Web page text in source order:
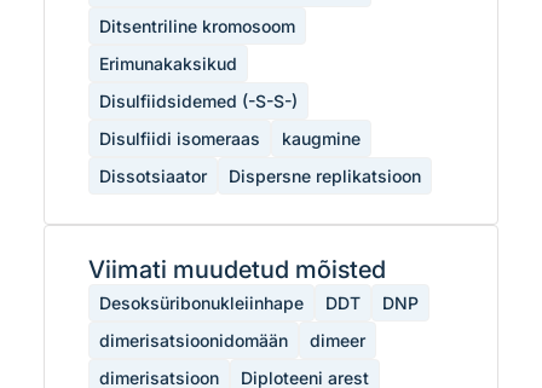
Ditsentriline kromosoom
Erimunakaksikud
Disulfiidsidemed (-S-S-)
Disulfiidi isomeraas
kaugmine
Dissotsiaator
Dispersne replikatsioon
Viimati muudetud mõisted
Desoksüribonukleiinhape DDT
DNP
dimerisatsioonidomään
dimeer
dimerisatsioon
Diploteeni arest